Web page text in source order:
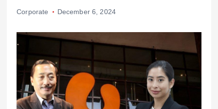
Corporate December 6, 2024